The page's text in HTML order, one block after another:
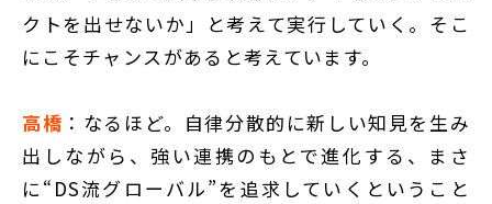
クトを出せないか」と考えて実行していく。そこ
にこそチャンスがあると考えています。
高橋 ：なるほど。自律分散的に新しい知見を生み
出しながら、強い連携のもとで進化する、まさ
に“DS流グローバル”を追求していくということ